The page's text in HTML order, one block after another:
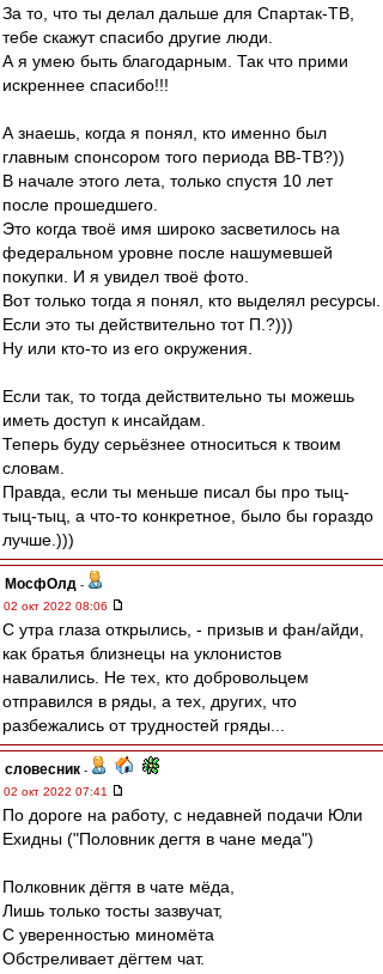
За то, что ты делал дальше для Спартак-ТВ,
тебе скажут спасибо другие люди.
А я умею быть благодарным. Так что прими
искреннее спасибо!!!
А знаешь, когда я понял, кто именно был
главным спонсором того периода ВВ-ТВ?))
В начале этого лета, только спустя 10 лет
после прошедшего.
Это когда твоё имя широко засветилось на
федеральном уровне после нашумевшей
покупки. И я увидел твоё фото.
Вот только тогда я понял, кто выделял ресурсы.
Если это ты действительно тот П.?)))
Ну или кто-то из его окружения.
Если так, то тогда действительно ты можешь
иметь доступ к инсайдам.
Теперь буду серьёзнее относиться к твоим
словам.
Правда, если ты меньше писал бы про тыц-
тыц-тыц, а что-то конкретное, было бы гораздо
лучше.)))
МосфОлд -
02 окт 2022 08:06
С утра глаза открылись, - призыв и фан/айди,
как братья близнецы на уклонистов
навалились. Не тех, кто добровольцем
отправился в ряды, а тех, других, что
разбежались от трудностей гряды...
словесник -
02 окт 2022 07:41
По дороге на работу, с недавней подачи Юли
Ехидны ("Половник дегтя в чане меда")
Полковник дёгтя в чате мёда,
Лишь только тосты зазвучат,
С уверенностью миномёта
Обстреливает дёгтем чат.